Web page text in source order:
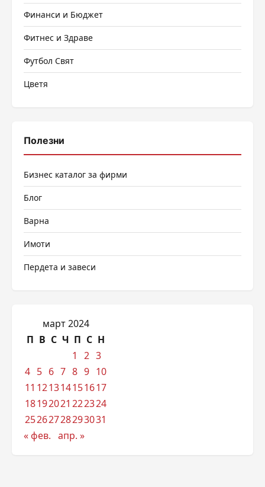
Финанси и Бюджет
Фитнес и Здраве
Футбол Свят
Цветя
Полезни
Бизнес каталог за фирми
Блог
Варна
Имоти
Пердета и завеси
март 2024
П В С Ч П С Н
1
2 3
4 5 6 7 8 9 10
11 121314151617
18192021 222324
25262728293031
« фев. апр. »